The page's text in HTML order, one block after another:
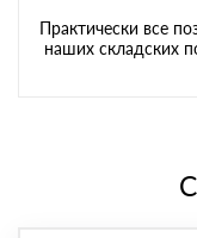
Практически все
наших складских